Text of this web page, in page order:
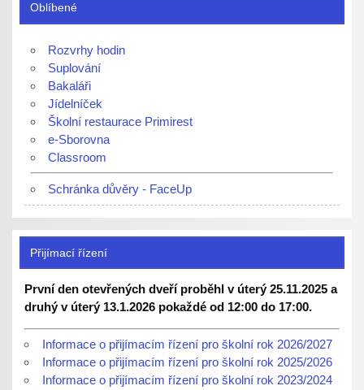
Oblíbené
Rozvrhy hodin
Suplování
Bakaláři
Jídelníček
Školní restaurace Primirest
e-Sborovna
Classroom
Schránka důvěry - FaceUp
Přijímací řízení
První den otevřených dveří proběhl v úterý 25.11.2025 a
druhý v úterý 13.1.2026 pokaždé od 12:00 do 17:00.
Informace o přijímacím řízení pro školní rok 2026/2027
Informace o přijímacím řízení pro školní rok 2025/2026
Informace o přijímacím řízení pro školní rok 2023/2024